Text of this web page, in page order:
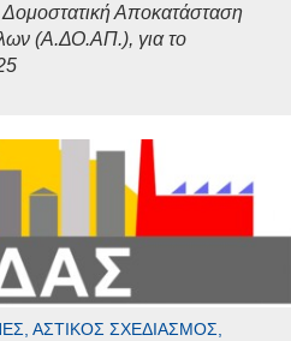
Δομοστατική Αποκατάσταση
(Α.ΔΟ.ΑΠ.), για το
ΑΣΤΙΚΌΣ ΣΧΕΔΙΑΣΜΌΣ,